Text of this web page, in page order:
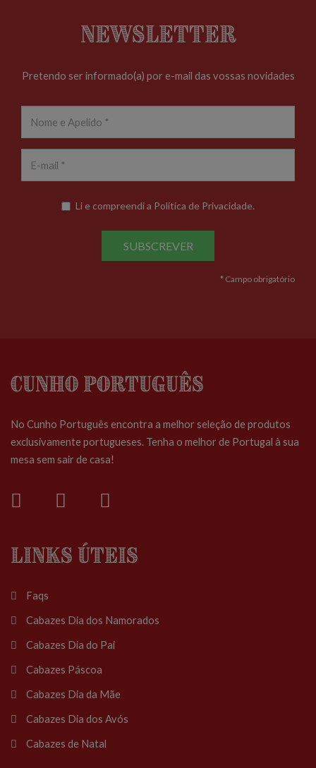
Newsletter
Pretendo ser informado(a) por e-mail das vossas novidades
Li e compreendi a Política de Privacidade.
SUBSCREVER
* Campo obrigatório
Cunho Português
No Cunho Português encontra a melhor seleção de produtos
exclusivamente portugueses. Tenha o melhor de Portugal à sua
mesa sem sair de casa!
Links Úteis
Faqs
Cabazes Dia dos Namorados
Cabazes Dia do Pai
Cabazes Páscoa
Cabazes Dia da Mãe
Cabazes Dia dos Avós
Cabazes de Natal